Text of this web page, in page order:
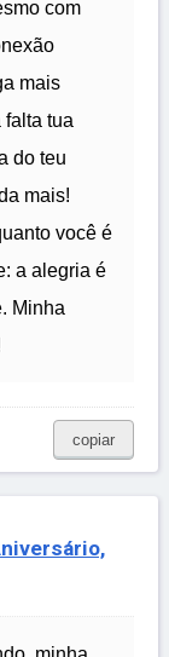
com
mais
falta tua
do teu
mais!
você é
a alegria é
Minha
copiar